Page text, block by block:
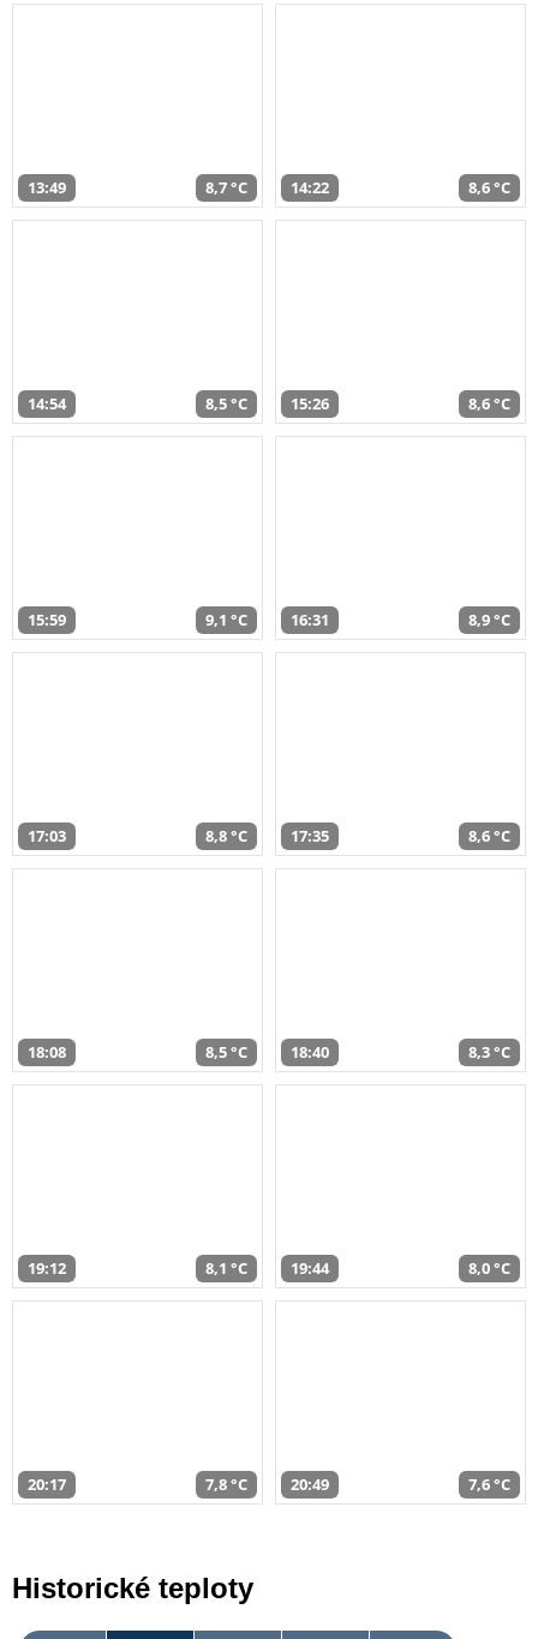
13:49 8,7 °C 14:22 8,6 °C
14:54 8,5 °C 15:26 8,6 °C
15:59 9,1 °C 16:31 8,9 °C
17:03 8,8 °C 17:35 8,6 °C
18:08 8,5 °C 18:40 8,3 °C
19:12 8,1 °C 19:44 8,0 °C
20:17 7,8 °C 20:49 7,6 °C
Historické teploty